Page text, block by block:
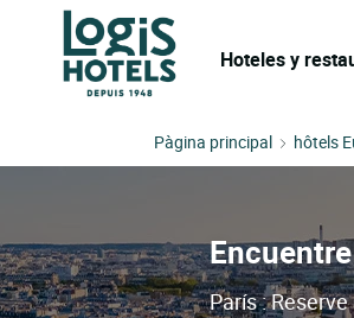
Hoteles y
Pàgina principal hôtels
París :